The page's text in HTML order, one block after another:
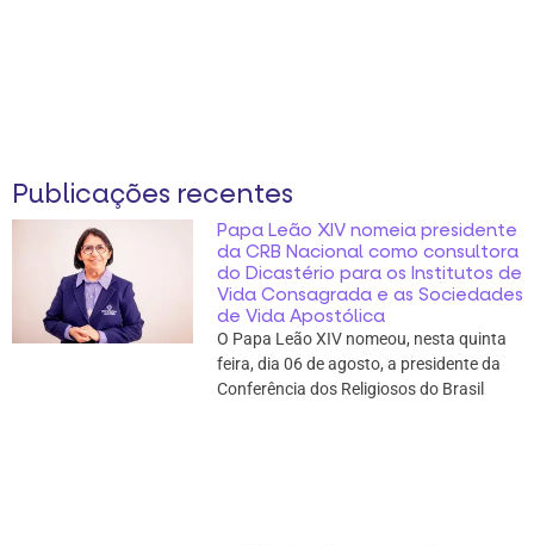
Publicações recentes
Papa Leão XIV nomeia presidente
da CRB Nacional como consultora
do Dicastério para os Institutos de
Vida Consagrada e as Sociedades
de Vida Apostólica
O Papa Leão XIV nomeou, nesta quinta
feira, dia 06 de agosto, a presidente da
Conferência dos Religiosos do Brasil